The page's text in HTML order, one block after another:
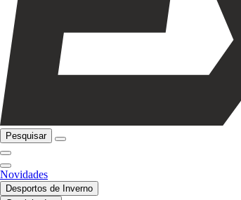
Pesquisar
Novidades
Desportos de Inverno